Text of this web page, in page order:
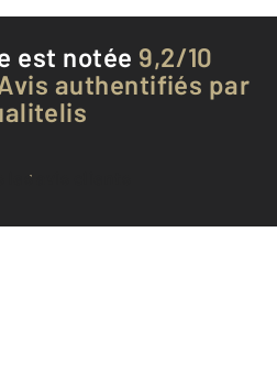
est notée 9,2/10
authentifiés par
les avis clients